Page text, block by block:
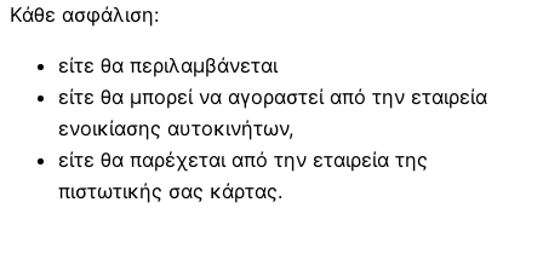
Κάθε ασφάλιση:
είτε θα περιλαμβάνεται
είτε θα μπορεί να αγοραστεί από την εταιρεία
ενοικίασης αυτοκινήτων,
είτε θα παρέχεται από την εταιρεία της
πιστωτικής σας κάρτας.